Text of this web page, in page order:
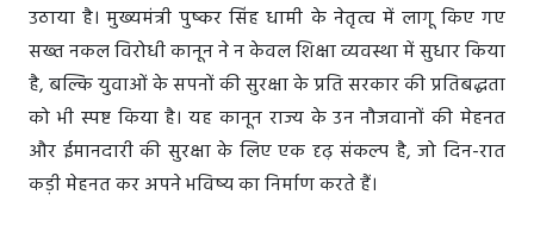
उठाया है। मुख्यमंत्री पुष्कर सिंह धामी के नेतृत्व में लागू किए गए
सख्त नकल विरोधी कानून ने न केवल शिक्षा व्यवस्था में सुधार किया
है, बल्कि युवाओं के सपनों की सुरक्षा के प्रति सरकार की प्रतिबद्धता
को भी स्पष्ट किया है। यह कानून राज्य के उन नौजवानों की मेहनत
और ईमानदारी की सुरक्षा के लिए एक दृढ़ संकल्प है, जो दिन-रात
कड़ी मेहनत कर अपने भविष्य का निर्माण करते हैं।